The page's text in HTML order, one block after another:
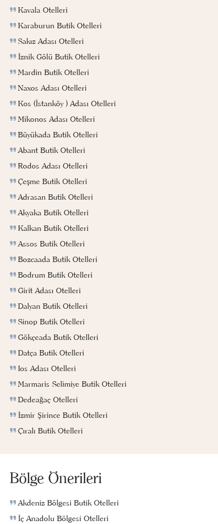
Kavala Otelleri
Karaburun Butik Otelleri
Sakız Adası Otelleri
İznik Gölü Butik Otelleri
Mardin Butik Otelleri
Naxos Adası Otelleri
Kos (İstanköy ) Adası Otelleri
Mikonos Adası Otelleri
Büyükada Butik Otelleri
Abant Butik Otelleri
Rodos Adası Otelleri
Çeşme Butik Otelleri
Adrasan Butik Otelleri
Akyaka Butik Otelleri
Kalkan Butik Otelleri
Assos Butik Otelleri
Bozcaada Butik Otelleri
Bodrum Butik Otelleri
Girit Adası Otelleri
Dalyan Butik Otelleri
Sinop Butik Otelleri
Gökçeada Butik Otelleri
Datça Butik Otelleri
Ios Adası Otelleri
Marmaris Selimiye Butik Otelleri
Dedeağaç Otelleri
İzmir Şirince Butik Otelleri
Çıralı Butik Otelleri
Bölge Önerileri
Akdeniz Bölgesi Butik Otelleri
İç Anadolu Bölgesi Otelleri